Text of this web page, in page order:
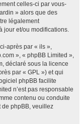
celles-ci par vous-
» alors que des
légalement
jour et/ou modifications.
après par « ils »,
», « phpBB Limited »,
déclaré sous la licence
par « GPL ») et qui
phpBB facilite
n’est pas responsable
contenu ou conduite
de phpBB, veuillez